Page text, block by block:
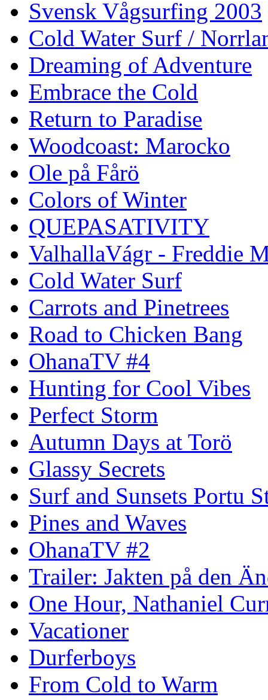
Svensk Vågsurfing 2003
Cold Water Surf /
Dreaming of Adventure
Embrace the Cold
Return to Paradise
Woodcoast: Marocko
Ole på Fårö
Colors of Winter
QUEPASATIVITY
ValhallaVágr - Freddie
Cold Water Surf
Carrots and Pinetrees
Road to Chicken Bang
OhanaTV #4
Hunting for Cool Vibes
Perfect Storm
Autumn Days at Torö
Glassy Secrets
Surf and Sunsets Portu
Pines and Waves
OhanaTV #2
Trailer: Jakten på den
One Hour, Nathaniel
Vacationer
Durferboys
From Cold to Warm